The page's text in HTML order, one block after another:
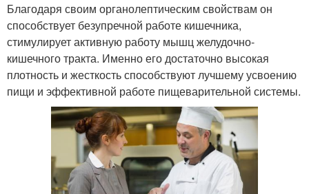
Благодаря своим органолептическим свойствам он
способствует безупречной работе кишечника,
стимулирует активную работу мышц желудочно-
кишечного тракта. Именно его достаточно высокая
плотность и жесткость способствуют лучшему усвоению
пищи и эффективной работе пищеварительной системы.